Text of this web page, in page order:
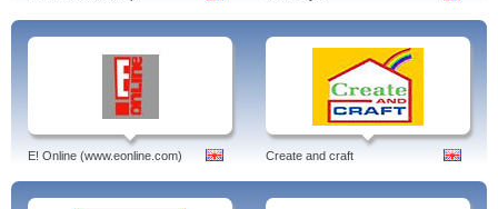
E! Online (www.eonline.com) Create and craft